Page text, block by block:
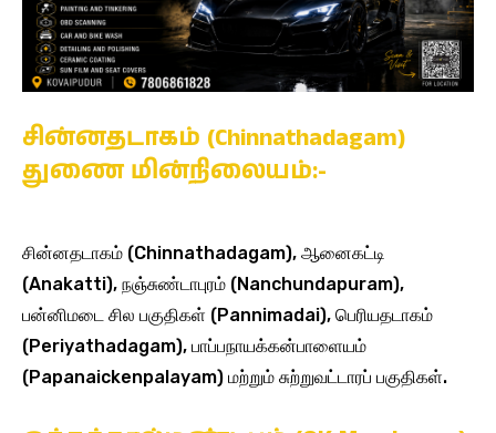
சின்னதடாகம் (Chinnathadagam)
துணை மின்நிலையம்:-
சின்னதடாகம் (Chinnathadagam), ஆனைகட்டி
(Anakatti), நஞ்சுண்டாபுரம் (Nanchundapuram),
பன்னிமடை சில பகுதிகள் (Pannimadai), பெரியதடாகம்
(Periyathadagam), பாப்பநாயக்கன்பாளையம்
(Papanaickenpalayam) மற்றும் சுற்றுவட்டாரப் பகுதிகள்.